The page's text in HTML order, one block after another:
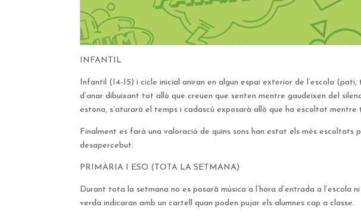
INFANTIL
Infantil (I4-I5) i cicle inicial aniran en algun espai exterior de l’escola (pati,
d’anar dibuixant tot allò que creuen que senten mentre gaudeixen del
estona, s’aturarà el temps i cadascú exposarà allò que ha escoltat
Finalment es farà una valoració de quins sons han estat els més
desapercebut.
PRIMÀRIA I ESO (TOTA LA SETMANA)
Durant tota la setmana no es posarà música a l’hora d’entrada a l’escola
verda indicaran amb un cartell quan poden pujar els alumnes cap a classe.